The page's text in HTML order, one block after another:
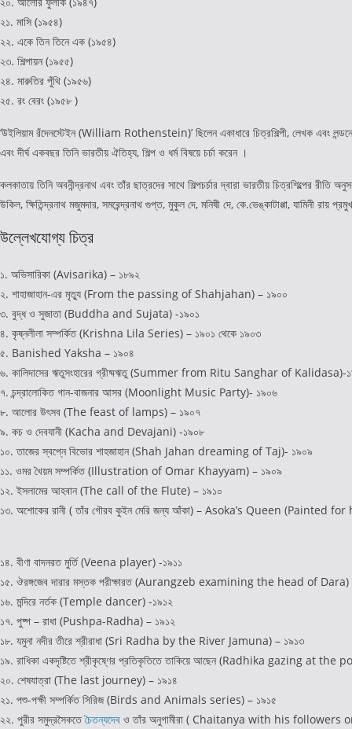
২১. মাসি (১৯৫৪)
২২. একে তিন তিনে এক (১৯৫৪)
২৩. শিল্পায়ন (১৯৫৫)
২৪. মারুতির পুঁথি (১৯৫৬)
২৫. রং বেরং (১৯৫৮ )
‘উইলিয়াম রঁদেনস্টেইন (William Rothenstein)’ ছিলেন একাধারে চিত্রশিল্পী, লেখক এবং
এবং দীর্ঘ একবছর তিনি ভারতীয় ঐতিহ্য, শিল্প ও ধর্ম বিষয়ে চর্চা করেন ।
কলকাতায় তিনি অবনীন্দ্রনাথ এবং তাঁর ছাত্রদের সাথে শিল্পচর্চার দ্বারা ভারতীয় চিত্রশিল্পের
উকিল, ক্ষিতিন্দ্রনাথ মজুমদার, সমরেন্দ্রনাথ গুপ্ত, মুকুল দে, মনিষী দে, কে.ভেঙ্কাটাপ্পা, যামিনী রায়
উল্লেখযোগ্য চিত্র
১. অভিসারিকা (Avisarika) – ১৮৯২
২. শাহাজাহান-এর মৃত্যু (From the passing of Shahjahan) – ১৯০০
৩. বুদ্ধ ও সুজাতা (Buddha and Sujata) -১৯০১
৪. কৃষ্নলীলা সম্পর্কিত (Krishna Lila Series) – ১৯০১ থেকে ১৯০৩
৫. Banished Yaksha – ১৯০৪
৬. কালিদাসের ঋতুসংহারের গ্রীষ্মঋতু (Summer from Ritu Sanghar of Kalidasa)-
৭. চন্দ্রালোকিত গান-বাজনার আসর (Moonlight Music Party)- ১৯০৬
৮. আলোর উৎসব (The feast of lamps) – ১৯০৭
৯. কচ ও দেবযানী (Kacha and Devajani) -১৯০৮
১০. তাজের স্বপ্নে বিভোর শাহজাহান (Shah Jahan dreaming of Taj)- ১৯০৯
১১. ওমর খৈয়ম সম্পর্কিত (Illustration of Omar Khayyam) – ১৯০৯
১২. ইসলামের আহবান (The call of the Flute) – ১৯১০
১৩. অশোকের রানী ( তাঁর গৌরব কুইন মেরি জন্য আঁকা) – Asoka’s Queen
১৪. বীণা বাদনরত মুর্তি (Veena player) -১৯১১
১৫. ঔরঙ্গজেব দারার মস্তক পরীক্ষারত (Aurangzeb examining the head of Dara)
১৬. মন্দিরে নর্তক (Temple dancer) -১৯১২
১৭. পুষ্প – রাধা (Pushpa-Radha) – ১৯১২
১৮. যমুনা নদীর তীরে শ্রীরাধা (Sri Radha by the River Jamuna) – ১৯১৩
১৯. রাধিকা একদৃষ্টিতে শ্রীকৃষ্ণের প্রতিকৃতিতে তাকিয়ে আছেন (Radhika gazing at
২০. শেষযাত্রা (The last journey) – ১৯১৪
২১. পশু-পক্ষী সম্পর্কিত সিরিজ (Birds and Animals series) – ১৯১৫
২২. পুরীর সমুদ্রসৈকতেচৈতন্যদেব ও তাঁর অনুগামীরা ( Chaitanya with his